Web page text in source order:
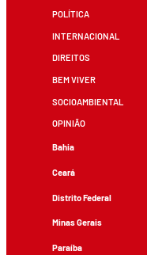
POLÍTICA
INTERNACIONAL
DIREITOS
BEM VIVER
SOCIOAMBIENTAL
OPINIÃO
Bahia
Ceará
Distrito Federal
Minas Gerais
Paraíba